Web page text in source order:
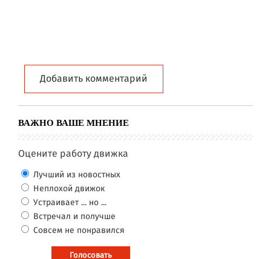
Добавить комментарий
ВАЖНО ВАШЕ МНЕНИЕ
Оцените работу движка
Лучший из новостных
Неплохой движок
Устраивает ... но ...
Встречал и получше
Совсем не понравился